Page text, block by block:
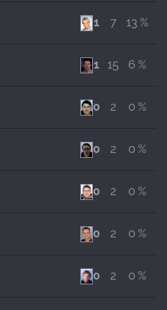
1 7 13 %
1 15 6 %
0 2 0 %
0 2 0 %
0 2 0 %
0 2 0 %
0 2 0 %